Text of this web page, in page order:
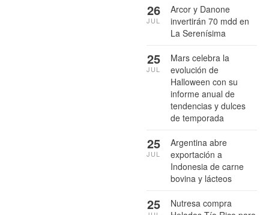
Arcor y Danone
invertirán 70 mdd en
La Serenísima
26
JUL
Mars celebra la
evolución de
Halloween con su
informe anual de
tendencias y dulces
de temporada
25
JUL
Argentina abre
exportación a
Indonesia de carne
bovina y lácteos
25
JUL
Nutresa compra
25